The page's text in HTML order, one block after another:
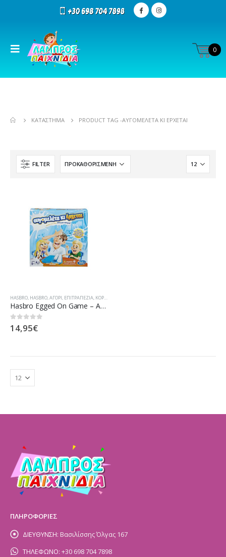
0
ΚΑΤΆΣΤΗΜΑ PRODUCT TAG -ΑΥΓΟΜΕΛΈΤΑ ΚΙ ΈΡΧΕΤΑΙ
FILTER
HASBRO HASBRO ΑΓΌΡΙ ΕΠΙΤΡΑΠΕΖΊΑ ΚΟΡΊΤΣΙ
Hasbro Egged On Game – Αυγομελέτα Κι Έρχεται C2473
0 out of 5
14,95€
ΠΛΗΡΟΦΟΡΙΕΣ
ΔΙΕΥΘΥΝΣΗ: Βασιλίσσης Όλγας 167
ΤΗΛΕΦΩΝΟ: +30 698 704 7898